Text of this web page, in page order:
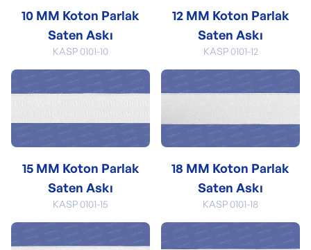
10 MM Koton Parlak
Saten Askı
KASP 0101-10
12 MM Koton Parlak
Saten Askı
KASP 0101-12
15 MM Koton Parlak
Saten Askı
KASP 0101-15
18 MM Koton Parlak
Saten Askı
KASP 0101-18